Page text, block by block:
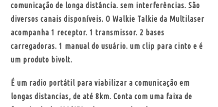
comunicação de longa distância. sem interferências. São
diversos canais disponíveis. O Walkie Talkie da Multilaser
acompanha 1 receptor. 1 transmissor. 2 bases
carregadoras. 1 manual do usuário. um clip para cinto e é
um produto bivolt.
É um radio portátil para viabilizar a comunicação em
longas distancias, de até 8km. Conta com uma faixa de